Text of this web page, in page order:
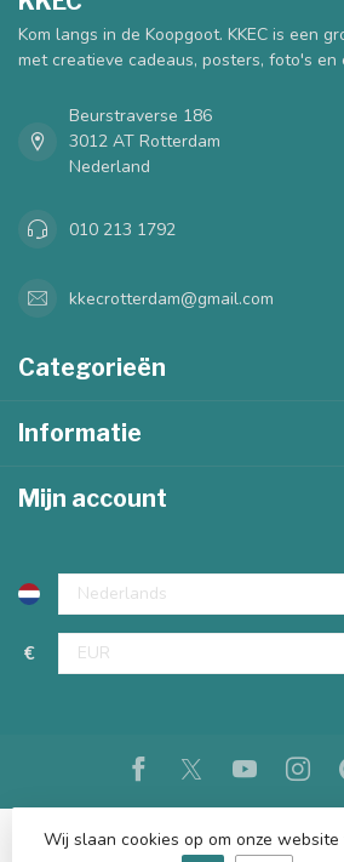
Kom langs in de Koopgoot. KKEC is een
met creatieve cadeaus, posters, foto's en
Beurstraverse 186
3012 AT Rotterdam
Nederland
010 213 1792
kkecrotterdam@gmail.com
Categorieën
Informatie
Mijn account
€
Wij slaan cookies op om onze